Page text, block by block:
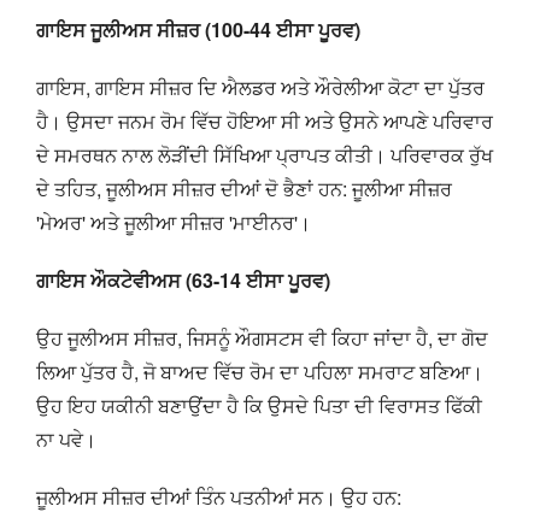
ਗਾਇਸ ਜੂਲੀਅਸ ਸੀਜ਼ਰ (100-44 ਈਸਾ ਪੂਰਵ)
ਗਾਇਸ, ਗਾਇਸ ਸੀਜ਼ਰ ਦਿ ਐਲਡਰ ਅਤੇ ਔਰੇਲੀਆ ਕੋਟਾ ਦਾ ਪੁੱਤਰ
ਹੈ। ਉਸਦਾ ਜਨਮ ਰੋਮ ਵਿੱਚ ਹੋਇਆ ਸੀ ਅਤੇ ਉਸਨੇ ਆਪਣੇ ਪਰਿਵਾਰ
ਦੇ ਸਮਰਥਨ ਨਾਲ ਲੋੜੀਂਦੀ ਸਿੱਖਿਆ ਪ੍ਰਾਪਤ ਕੀਤੀ। ਪਰਿਵਾਰਕ ਰੁੱਖ
ਦੇ ਤਹਿਤ, ਜੂਲੀਅਸ ਸੀਜ਼ਰ ਦੀਆਂ ਦੋ ਭੈਣਾਂ ਹਨ: ਜੂਲੀਆ ਸੀਜ਼ਰ
'ਮੇਅਰ' ਅਤੇ ਜੂਲੀਆ ਸੀਜ਼ਰ 'ਮਾਈਨਰ'।
ਗਾਇਸ ਔਕਟੇਵੀਅਸ (63-14 ਈਸਾ ਪੂਰਵ)
ਉਹ ਜੂਲੀਅਸ ਸੀਜ਼ਰ, ਜਿਸਨੂੰ ਔਗਸਟਸ ਵੀ ਕਿਹਾ ਜਾਂਦਾ ਹੈ, ਦਾ ਗੋਦ
ਲਿਆ ਪੁੱਤਰ ਹੈ, ਜੋ ਬਾਅਦ ਵਿੱਚ ਰੋਮ ਦਾ ਪਹਿਲਾ ਸਮਰਾਟ ਬਣਿਆ।
ਉਹ ਇਹ ਯਕੀਨੀ ਬਣਾਉਂਦਾ ਹੈ ਕਿ ਉਸਦੇ ਪਿਤਾ ਦੀ ਵਿਰਾਸਤ ਫਿੱਕੀ
ਨਾ ਪਵੇ।
ਜੂਲੀਅਸ ਸੀਜ਼ਰ ਦੀਆਂ ਤਿੰਨ ਪਤਨੀਆਂ ਸਨ। ਉਹ ਹਨ: